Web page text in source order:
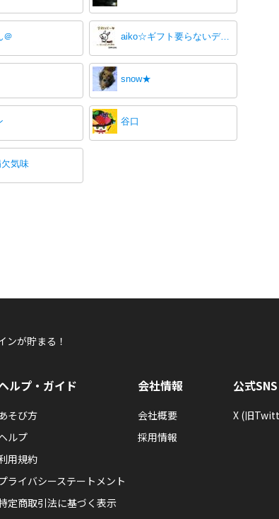
＠ aiko☆ギフト要らないデス～(´･ω･)ﾉ ３９❤
snow★
谷口
気味
ンが貯まる！
ルプ・ガイド
あそび方
ルプ
用規約
ライバシーステートメント
定商取引法に基づく表示
会社情報
会社概要
採用情報
公式SNS
X (旧